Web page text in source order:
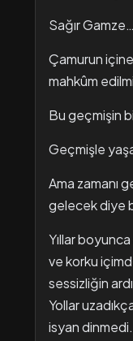
Sağır Gamze…
Çamurun
mahkûm
Bu geçmişin
Geçmişle
Ama zamanı
gelecek diye
Yıllar
ve korku
sessizliğin
Yollar
isyan